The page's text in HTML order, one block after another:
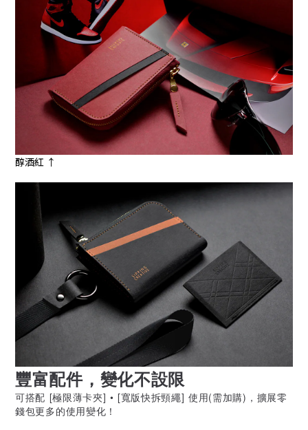
醇酒紅 ↑
豐富配件，變化不設限
可搭配 [極限薄卡夾] • [寬版快拆頸繩] 使用(需加購)，擴展零
錢包更多的使用變化！